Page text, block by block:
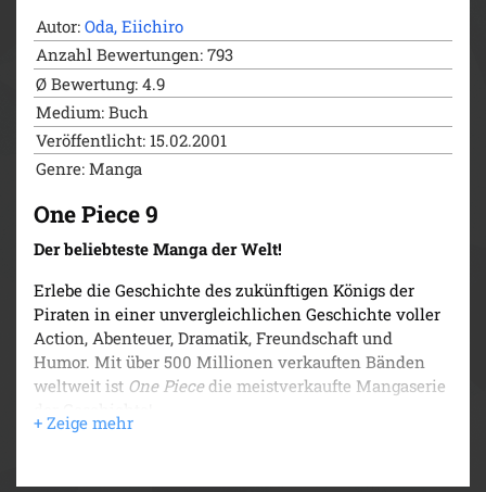
Autor: Oda, Eiichiro
Anzahl Bewertungen: 793
Ø Bewertung: 4.9
Medium: Buch
Veröffentlicht: 15.02.2001
Genre: Manga
One Piece 9
Der beliebteste Manga der Welt!
Erlebe die Geschichte des zukünftigen Königs der
Piraten in einer unvergleichlichen Geschichte voller
Action, Abenteuer, Dramatik, Freundschaft und
Humor. Mit über 500 Millionen verkauften Bänden
weltweit ist One Piecedie meistverkaufte Mangaserie